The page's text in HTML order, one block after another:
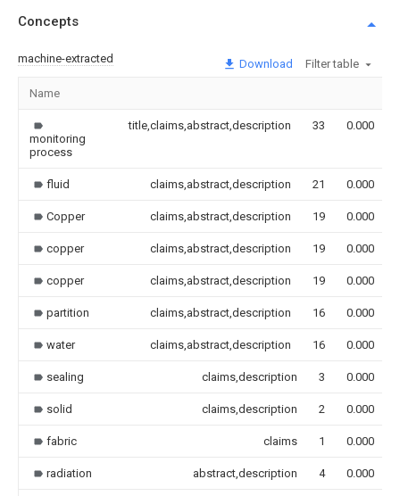
Concepts
machine-extracted Download Filter table
Name
monitoring
process
title,claims,abstract,description 33 0.000
fluid claims,abstract,description 21 0.000
Copper claims,abstract,description 19 0.000
copper claims,abstract,description 19 0.000
copper claims,abstract,description 19 0.000
partition claims,abstract,description 16 0.000
water claims,abstract,description 16 0.000
sealing claims,description 3 0.000
solid claims,description 2 0.000
fabric claims 1 0.000
radiation abstract,description 4 0.000